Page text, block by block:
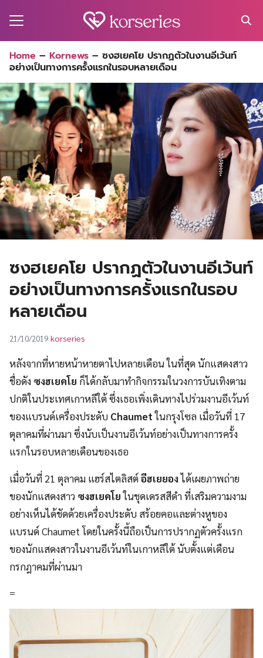
for:
Home – Kornews – ซงฮเยคโย ปรากฏตัวในงานอีเว้นท์
อย่างเป็นทางการครั้งแรกในรอบหลายเดือน
ซงฮเยคโย ปรากฏตัวในงานอีเว้นท์
อย่างเป็นทางการครั้งแรกในรอบ
หลายเดือน
21/10/2019 korseries
หลังจากที่หายหน้าหายตาไปหลายเดือน ในที่สุด นักแสดงสาว
ชื่อดัง ซงฮเยคโย ก็ได้กลับมาทำกิจกรรมในวงการบันเทิงตาม
ปกติในประเทศเกาหลีใต้ ซึ่งเธอเพิ่งเดินทางไปร่วมงานอีเว้นท์
ของแบรนด์เครื่องประดับ Chaumetในกรุงโซล เมื่อวันที่ 17
ตุลาคมที่ผ่านมา ซึ่งนับเป็นงานอีเว้นท์อย่างเป็นทางการครั้ง
แรกในรอบหลายเดือนของเธอ
เมื่อวันที่ 21 ตุลาคม แฮร์สไตลิสต์อีฮเยยองได้เผยภาพถ่าย
ของนักแสดงสาว ซงฮเยคโยในชุดเดรสสีดำ ที่เสริมความงาม
อย่างเห็นได้ชัดด้วยเครื่องประดับ สร้อยคอและต่างหูของ
แบรนด์ Chaumet โดยในครั้งนี้ถือเป็นการปรากฏตัวครั้งแรก
ของนักแสดงสาวในงานอีเว้นท์ในเกาหลีใต้ นับตั้งแต่เดือน
กรกฎาคมที่ผ่านมา
=